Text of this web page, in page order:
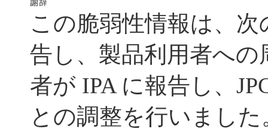
この脆弱性情報は、
告し、製品利用者への
者が IPA に報告し、
との調整を行いました